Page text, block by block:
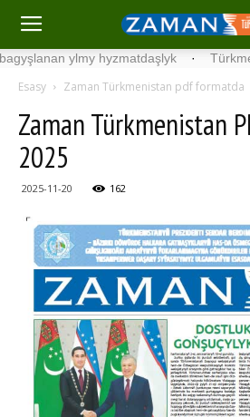
ylmy hyzmatdaşlyk · Türkmen
Esasy Zaman Türkmenistan pdf formatda
Zaman Türkmenistan
2025
2025-11-20 162